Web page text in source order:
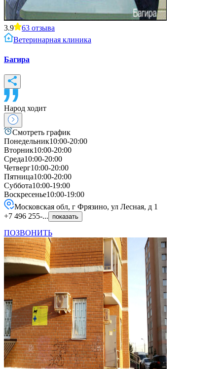
3.9 63 отзыва
Ветеринарная клиника
Багира
Народ ходит
Смотреть график
Понедельник10:00-20:00
Вторник10:00-20:00
Среда10:00-20:00
Четверг10:00-20:00
Пятница10:00-20:00
Суббота10:00-19:00
Воскресенье10:00-19:00
Московская обл, г Фрязино, ул Лесная, д 1
+7 496 255-...
показать
ПОЗВОНИТЬ